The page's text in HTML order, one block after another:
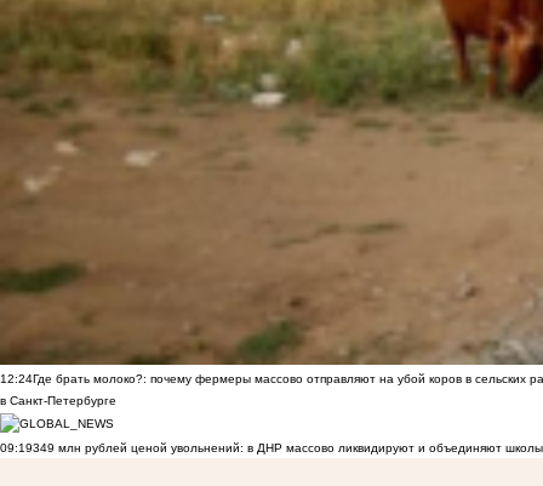
12:24Где брать молоко?: почему фермеры массово отправляют на убой коров в сельских
в Санкт-Петербурге
09:19349 млн рублей ценой увольнений: в ДНР массово ликвидируют и объединяют